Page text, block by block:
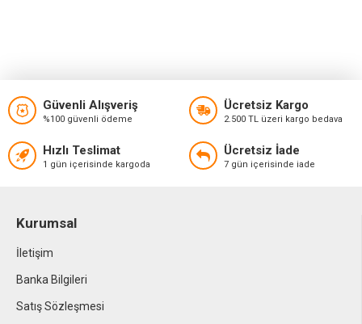
Güvenli Alışveriş
%100 güvenli ödeme
Ücretsiz Kargo
2.500 TL üzeri kargo bedava
Hızlı Teslimat
1 gün içerisinde kargoda
Ücretsiz İade
7 gün içerisinde iade
Kurumsal
İletişim
Banka Bilgileri
Satış Sözleşmesi